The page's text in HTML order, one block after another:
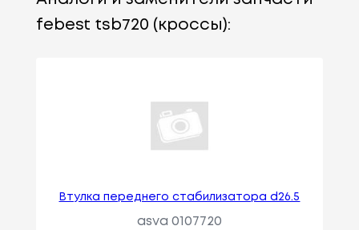
febest tsb720 (кроссы):
Втулка переднего стабилизатора d26.5
asva 0107720